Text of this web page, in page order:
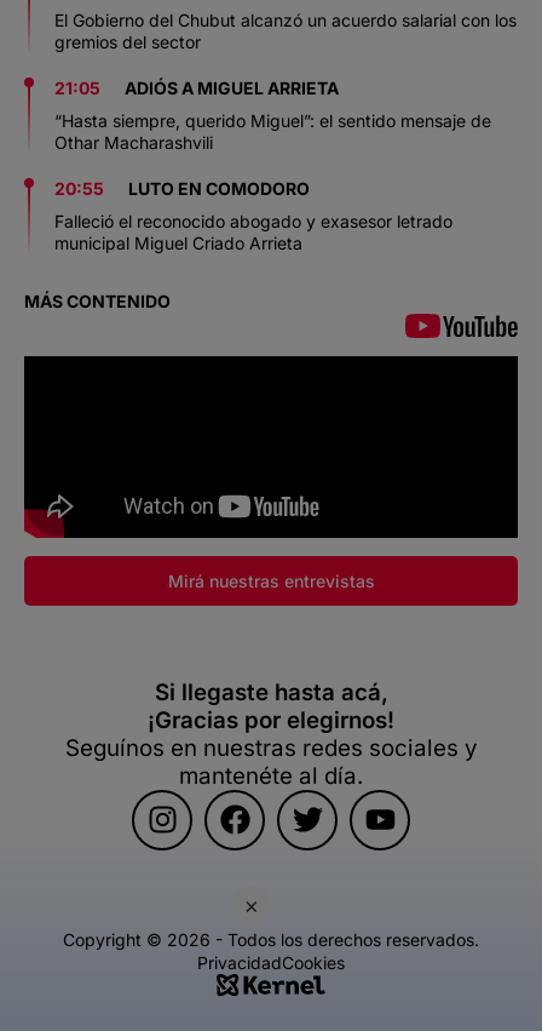
×
El Gobierno del Chubut alcanzó un acuerdo salarial con los
gremios del sector
21:05
ADIÓS A MIGUEL ARRIETA
“Hasta siempre, querido Miguel”: el sentido mensaje de
Othar Macharashvili
20:55
LUTO EN COMODORO
Falleció el reconocido abogado y exasesor letrado
municipal Miguel Criado Arrieta
MÁS CONTENIDO
Mirá nuestras entrevistas
Si llegaste hasta acá,
¡Gracias por elegirnos!
Seguínos en nuestras redes sociales y
mantenéte al día.
Copyright © 2026 - Todos los derechos reservados.
PrivacidadCookies